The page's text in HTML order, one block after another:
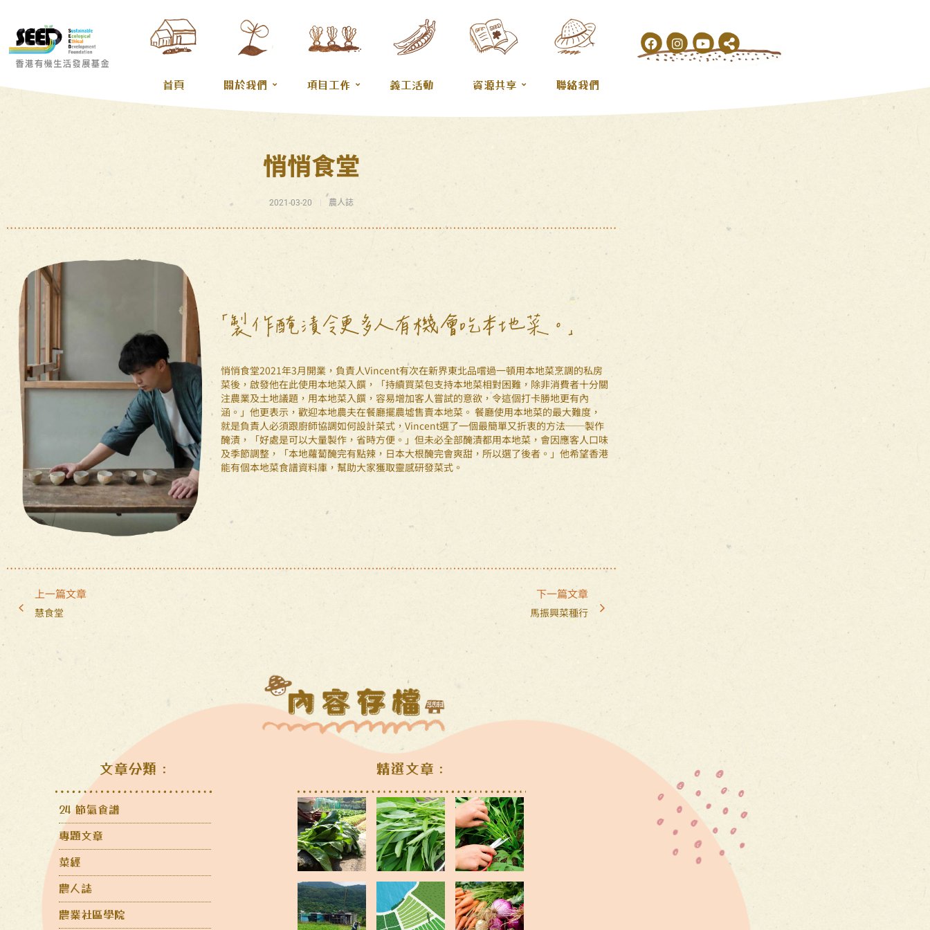
首頁 關於我們 項目工作 義工活動 資源共享 聯絡我們
悄悄食堂
2021-03-20 農人誌
「製作醃漬令更多人有機會吃本地菜。」
悄悄食堂2021年3月開業，負責人Vincent有次在新界東北品嚐過一頓用本地菜烹調的私房
菜後，啟發他在此使用本地菜入饌，「持續買菜包支持本地菜相對困難，除非消費者十分關
注農業及土地議題，用本地菜入饌，容易增加客人嘗試的意欲，令這個打卡勝地更有內
涵。」他更表示，歡迎本地農夫在餐廳擺農墟售賣本地菜。 餐廳使用本地菜的最大難度，
就是負責人必須跟廚師協調如何設計菜式，Vincent選了一個最簡單又折衷的方法──製作
醃漬，「好處是可以大量製作，省時方便。」但未必全部醃漬都用本地菜，會因應客人口味
及季節調整，「本地蘿蔔醃完有點辣，日本大根醃完會爽甜，所以選了後者。」他希望香港
能有個本地菜食譜資料庫，幫助大家獲取靈感研發菜式。
上一篇文章
慧食堂
下一篇文章
馬振興菜種行
文章分類：
24 節氣食譜
專題文章
菜經
農人誌
農業社區學院
精選文章：